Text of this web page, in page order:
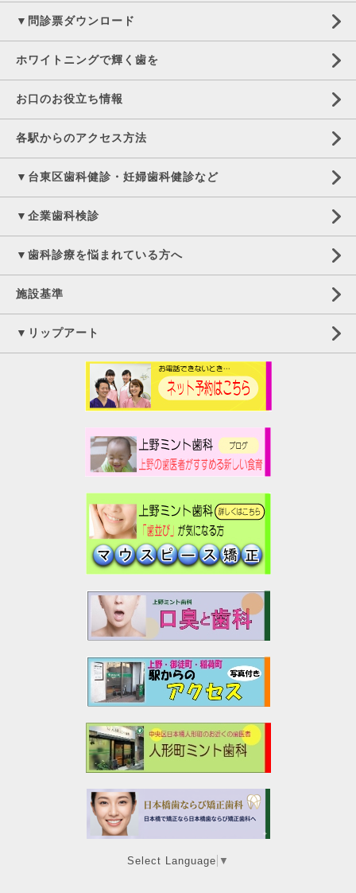
▼問診票ダウンロード
ホワイトニングで輝く歯を
お口のお役立ち情報
各駅からのアクセス方法
▼台東区歯科健診・妊婦歯科健診など
▼企業歯科検診
▼歯科診療を悩まれている方へ
施設基準
▼リップアート
Select Language ▼